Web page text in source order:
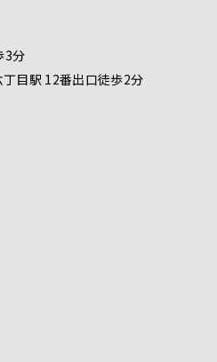
3分
目駅 12番出口徒歩2分